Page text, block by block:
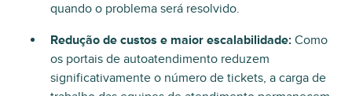
quando o problema será resolvido.
Redução de custos e maior escalabilidade: Como
os portais de autoatendimento reduzem
significativamente o número de tickets, a carga de